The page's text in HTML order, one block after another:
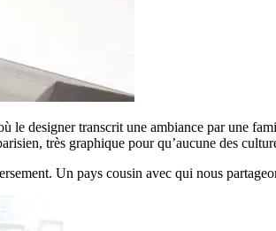
le designer transcrit une ambiance par une
très graphique pour qu’aucune des
Un pays cousin avec qui nous